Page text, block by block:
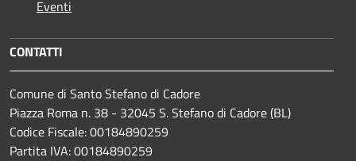
Eventi
CONTATTI
Comune di Santo Stefano di Cadore
Piazza Roma n. 38 - 32045 S. Stefano di Cadore (BL)
Codice Fiscale: 00184890259
Partita IVA: 00184890259